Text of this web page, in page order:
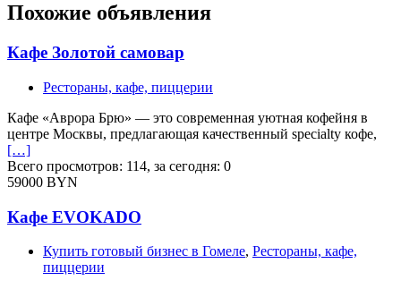
Похожие объявления
Кафе Золотой самовар
Рестораны, кафе, пиццерии
Кафе «Аврора Брю» — это современная уютная кофейня в
центре Москвы, предлагающая качественный specialty кофе,
[…]
Всего просмотров: 114, за сегодня: 0
59000 BYN
Кафе EVOKADO
Купить готовый бизнес в Гомеле, Рестораны, кафе,
пиццерии